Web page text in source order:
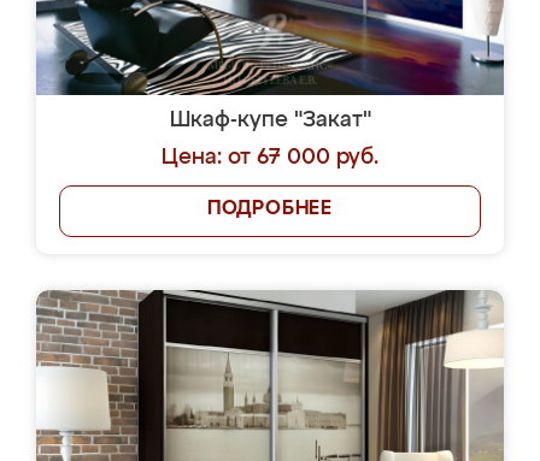
Шкаф-купе "Закат"
Цена: от 67 000 руб.
ПОДРОБНЕЕ